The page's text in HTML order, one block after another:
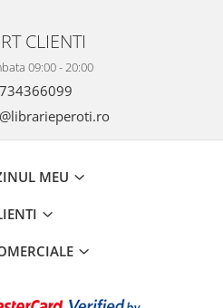
CLIENTI
09:00 - 20:00
MEU